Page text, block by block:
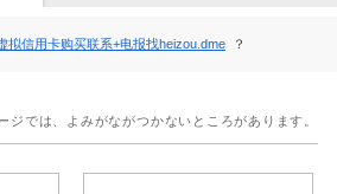
拟信用卡购买联系+电报找heizou.dme ？
ジでは、よみがながつかないところがあります。